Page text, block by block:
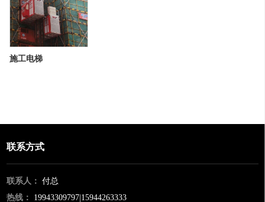
施工电梯
联系方式
联系人：
付总
热线：
19943309797|15944263333